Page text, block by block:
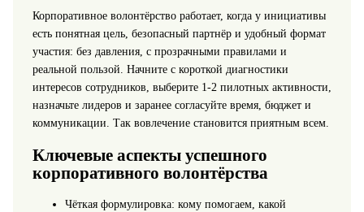
Корпоративное волонтёрство работает, когда у инициативы
есть понятная цель, безопасный партнёр и удобный формат
участия: без давления, с прозрачными правилами и
реальной пользой. Начните с короткой диагностики
интересов сотрудников, выберите 1-2 пилотных активности,
назначьте лидеров и заранее согласуйте время, бюджет и
коммуникации. Так вовлечение становится приятным всем.
Ключевые аспекты успешного
корпоративного волонтёрства
Чёткая формулировка: кому помогаем, какой